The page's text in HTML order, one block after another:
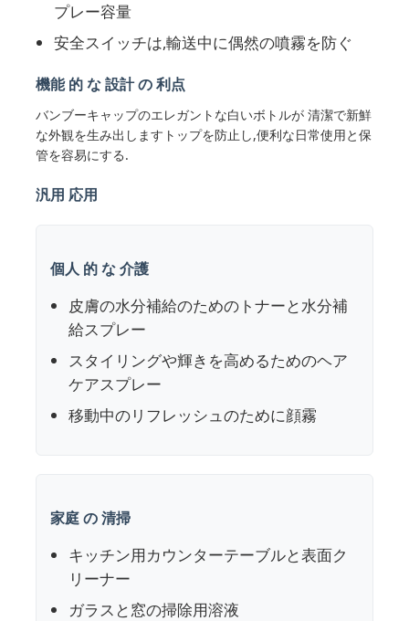
会社案内
品質管理
お問い合わせ
化粧液のボトル
化粧品クリームジャー
プラスチックキャップ
プレー容量
安全スイッチは,輸送中に偶然の噴霧を防ぐ
機能 的 な 設計 の 利点
バンブーキャップのエレガントな白いボトルが 清潔で新鮮
な外観を生み出しますトップを防止し,便利な日常使用と保
管を容易にする.
汎用 応用
個人 的 な 介護
皮膚の水分補給のためのトナーと水分補
給スプレー
スタイリングや輝きを高めるためのヘア
ケアスプレー
移動中のリフレッシュのために顔霧
家庭 の 清掃
キッチン用カウンターテーブルと表面ク
リーナー
ガラスと窓の掃除用溶液